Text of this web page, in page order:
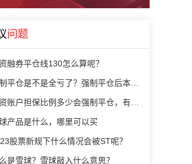
1 4
问题
融券平仓线130怎么算呢？
产品是什么，哪里可以买
股票新规下什么情况会被ST呢？
是雪球？雪球敲入什么意思？